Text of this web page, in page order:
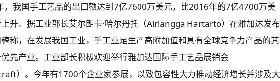
，我国手工艺品的出口额达到7亿7600万美元，比2016年的7亿4700万美
升。据工业部长艾尔朗卡·哈尔丹托（Airlangga Hartarto）在雅加达发布
称，在发展我国工业，手工业是生产高附加值和具有全球竞争力产品的其
先产业。工业部长积极欢迎举行雅加达国际手工艺品展销会
）。今年有1700个企业家参展，以致包容性大力推动经济增长并涉及大